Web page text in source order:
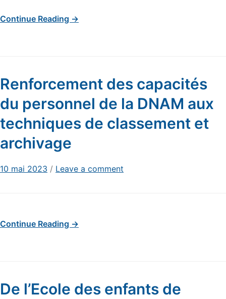
Continue Reading →
Renforcement des capacités
du personnel de la DNAM aux
techniques de classement et
archivage
10 mai 2023 / Leave a comment
Continue Reading →
De l’Ecole des enfants de